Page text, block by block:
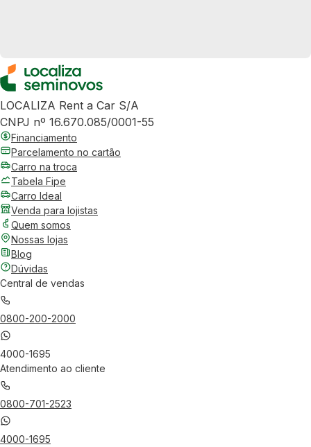
LOCALIZA Rent a Car S/A
CNPJ nº 16.670.085/0001-55
Financiamento
Parcelamento no cartão
Carro na troca
Tabela Fipe
Carro Ideal
Venda para lojistas
Quem somos
Nossas lojas
Blog
Dúvidas
Central de vendas
0800-200-2000
4000-1695
Atendimento ao cliente
0800-701-2523
4000-1695